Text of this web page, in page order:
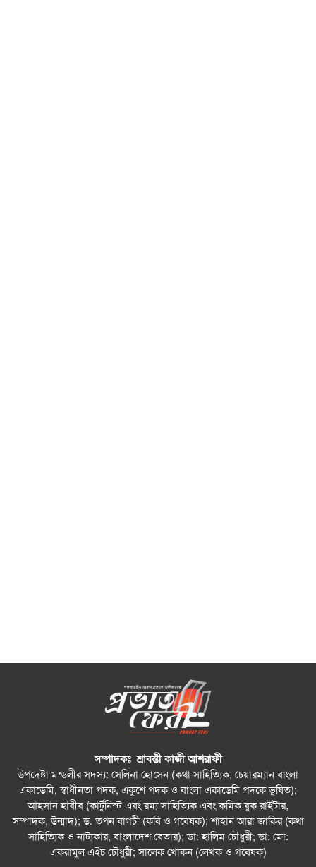
সম্পাদকঃ শ্রাবন্তী কাজী আশরাফী
উপদেষ্টা মন্ডলীর সদস্য: সেলিনা হোসেন (কথা সাহিত্যিক, চেয়ারম্যান বাংলা
একাডেমি, স্বাধীনতা পদক, একুশে পদক ও বাংলা একাডেমি পদকে ভূষিত);
আহসান হাবীব (কার্টুনিস্ট এবং রম্য সাহিত্যিক এবং কমিক বুক রাইটার,
সম্পাদক, উন্মাদ); ড. তপন বাগচী (কবি ও গবেষক); শাহান আরা জাকির (কথা
সাহিত্যিক ও নাট্যকার, বাংলাদেশ বেতার); ডা: হালিম চৌধুরী; ডা: মো:
একরামুল এইচ চৌধুরী; সালেক খোকন (লেখক ও গবেষক)